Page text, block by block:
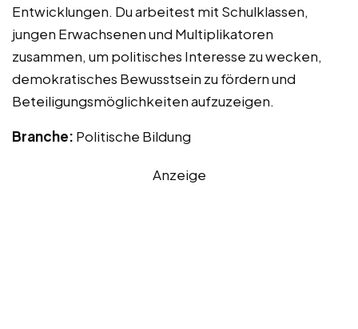
Entwicklungen. Du arbeitest mit Schulklassen,
jungen Erwachsenen und Multiplikatoren
zusammen, um politisches Interesse zu wecken,
demokratisches Bewusstsein zu fördern und
Beteiligungsmöglichkeiten aufzuzeigen.
Branche: Politische Bildung
Anzeige